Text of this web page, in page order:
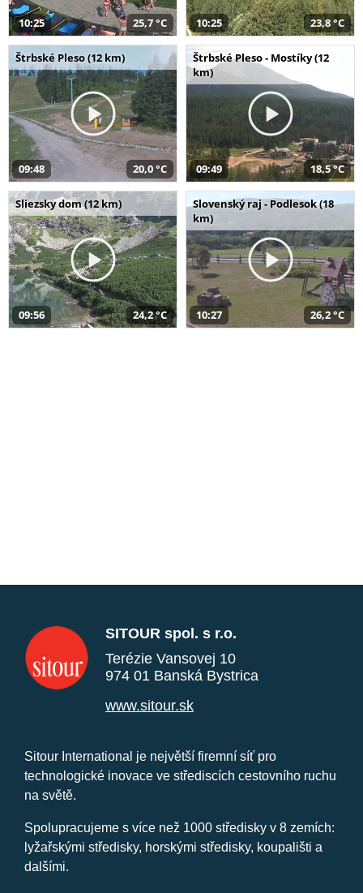
10:25 25,7 °C 10:25 23,8 °C
Štrbské Pleso (12 km)
09:48 20,0 °C
Štrbské Pleso - Mostíky (12
km)
09:49 18,5 °C
Sliezsky dom (12 km)
09:56 24,2 °C
Slovenský raj - Podlesok (18
km)
10:27 26,2 °C
SITOUR spol. s r.o.
Terézie Vansovej 10
974 01 Banská Bystrica
www.sitour.sk
Sitour International je největší firemní síť pro
technologické inovace ve střediscích cestovního ruchu
na světě.
Spolupracujeme s více než 1000 středisky v 8 zemích:
lyžařskými středisky, horskými středisky, koupališti a
dalšími.